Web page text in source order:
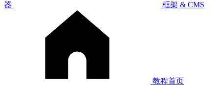
器 框架 & CMS
教程首页